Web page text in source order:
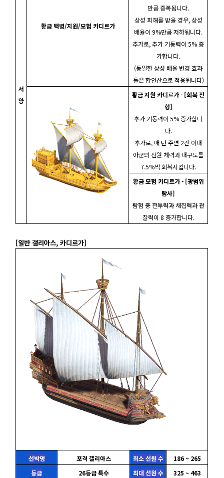
서
양
황금 백병/지원/모험 카디르가
만큼 증폭됩니다.
상성 피해를 받을 경우, 상성
배율이 9%만큼 저하됩니다.
추가로, 추가 기동력이 5% 증
가합니다.
(동일한 상성 배율 변경 효과
들은 합연산으로 적용됩니다)
황금 지원 카디르가 - [회복 진
형]
추가 기동력이 5% 증가합니
다.
추가로, 매 턴 주변 2칸 이내
아군의 선원 체력과 내구도를
7.5%씩 회복시킵니다.
황금 모험 카디르가 - [광범위
탐사]
탐험 중 전투력과 채집력과 관
찰력이 8 증가합니다.
[일반 갤리아스, 카디르가]
선박명 포격 갤리아스 최소 선원 수
186 ~ 265
등급
26등급 특수 최대 선원 수
325 ~ 463